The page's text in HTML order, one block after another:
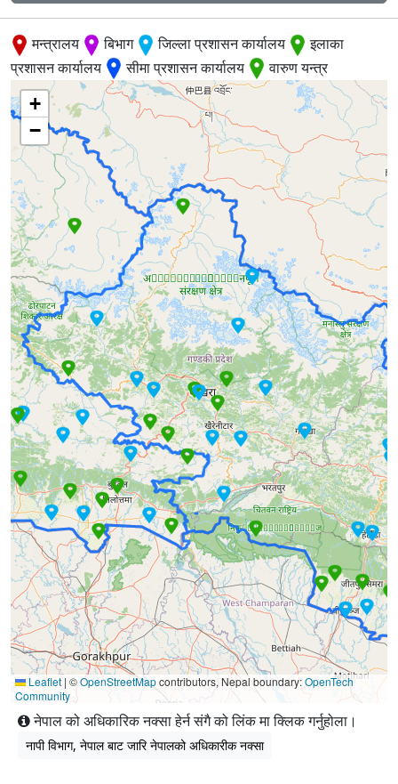
मन्त्रालय बिभाग जिल्ला प्रशासन कार्यालय
इलाका
प्रशासन कार्यालय
सीमा प्रशासन कार्यालय वारुण यन्त्र
+
−
Leaflet | ©OpenStreetMapcontributors, Nepal boundary:OpenTech
Community
नेपाल को अधिकारिक नक्सा हेर्न संगै को लिंक मा क्लिक गर्नुहोला।
नापी विभाग, नेपाल बाट जारि नेपालको अधिकारीक नक्सा